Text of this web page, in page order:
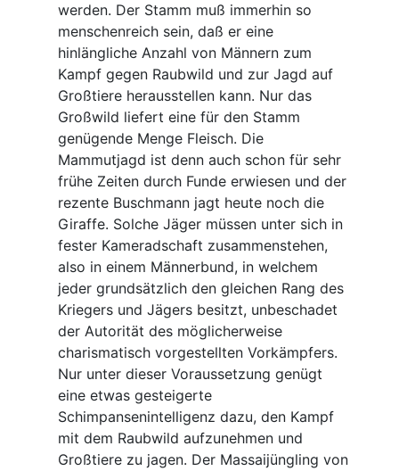
werden. Der Stamm muß immerhin so
menschenreich sein, daß er eine
hinlängliche Anzahl von Männern zum
Kampf gegen Raubwild und zur Jagd auf
Großtiere herausstellen kann. Nur das
Großwild liefert eine für den Stamm
genügende Menge Fleisch. Die
Mammutjagd ist denn auch schon für sehr
frühe Zeiten durch Funde erwiesen und der
rezente Buschmann jagt heute noch die
Giraffe. Solche Jäger müssen unter sich in
fester Kameradschaft zusammenstehen,
also in einem Männerbund, in welchem
jeder grundsätzlich den gleichen Rang des
Kriegers und Jägers besitzt, unbeschadet
der Autorität des möglicherweise
charismatisch vorgestellten Vorkämpfers.
Nur unter dieser Voraussetzung genügt
eine etwas gesteigerte
Schimpansenintelligenz dazu, den Kampf
mit dem Raubwild aufzunehmen und
Großtiere zu jagen. Der Massaijüngling von